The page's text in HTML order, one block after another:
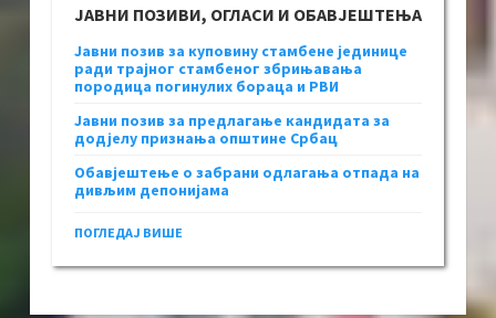
ЈАВНИ ПОЗИВИ, ОГЛАСИ И ОБАВЈЕШТЕЊА
Јавни позив за куповину стамбене јединице
ради трајног стамбеног збрињавања
породица погинулих бораца и РВИ
Јавни позив за предлагање кандидата за
додјелу признања општине Србац
Обавјештење о забрани одлагања отпада на
дивљим депонијама
ПОГЛЕДАЈ ВИШЕ